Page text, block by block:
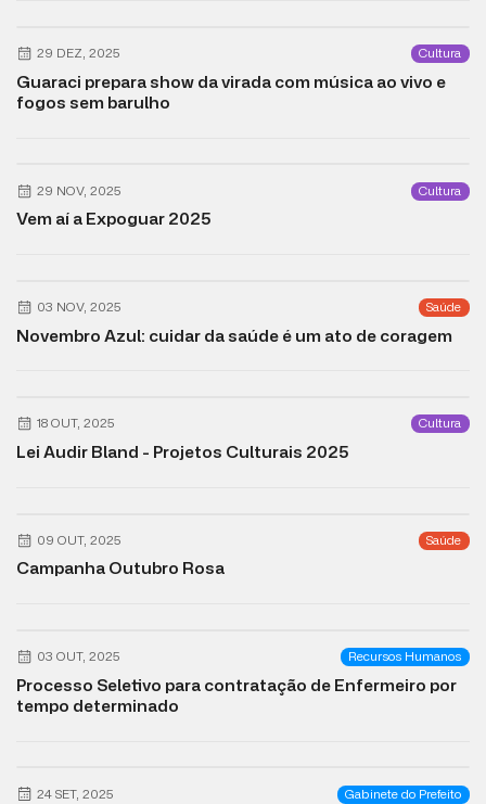
29 DEZ, 2025 Cultura
Guaraci prepara show da virada com música ao vivo e
fogos sem barulho
29 NOV, 2025 Cultura
Vem aí a Expoguar 2025
03 NOV, 2025 Saúde
Novembro Azul: cuidar da saúde é um ato de coragem
18 OUT, 2025 Cultura
Lei Audir Bland - Projetos Culturais 2025
09 OUT, 2025 Saúde
Campanha Outubro Rosa
03 OUT, 2025 Recursos Humanos
Processo Seletivo para contratação de Enfermeiro por
tempo determinado
24 SET, 2025 Gabinete do Prefeito